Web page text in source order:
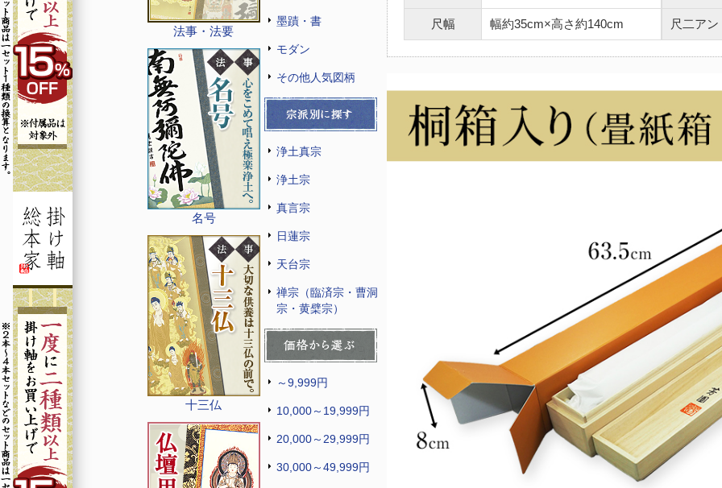
法事・法要
名号
十三仏
墨蹟・書
モダン
その他人気図柄
浄土真宗
浄土宗
真言宗
日蓮宗
天台宗
禅宗（臨済宗・曹洞
宗・黄檗宗）
～9,999円
10,000～19,999円
20,000～29,999円
30,000～49,999円
尺幅 幅約35cm×高さ約140cm 尺二アン